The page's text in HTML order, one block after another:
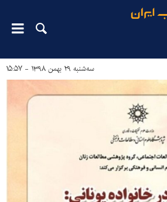
سه‌شنبه ۲۹ بهمن ۱۳۹۸ - ۱۵:۵۷